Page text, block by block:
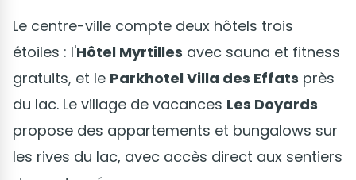
Le centre-ville compte deux hôtels trois
étoiles : l'Hôtel Myrtilles avec sauna et fitness
gratuits, et le Parkhotel Villa des Effats près
du lac. Le village de vacances Les Doyards
propose des appartements et bungalows sur
les rives du lac, avec accès direct aux sentiers